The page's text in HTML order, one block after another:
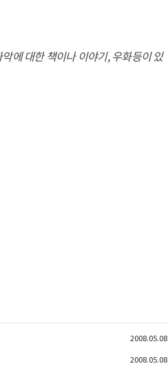
에 대한 책이나 이야기, 우화등이 있
2008.05.08
2008.05.08